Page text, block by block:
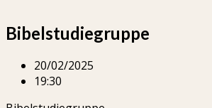
Bibelstudiegruppe
20/02/2025
19:30